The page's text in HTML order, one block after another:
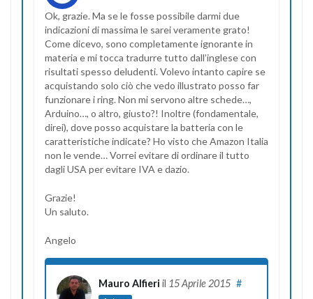
Ok, grazie. Ma se le fosse possibile darmi due
indicazioni di massima le sarei veramente grato!
Come dicevo, sono completamente ignorante in
materia e mi tocca tradurre tutto dall’inglese con
risultati spesso deludenti. Volevo intanto capire se
acquistando solo ciò che vedo illustrato posso far
funzionare i ring. Non mi servono altre schede…,
Arduino…, o altro, giusto?! Inoltre (fondamentale,
direi), dove posso acquistare la batteria con le
caratteristiche indicate? Ho visto che Amazon Italia
non le vende… Vorrei evitare di ordinare il tutto
dagli USA per evitare IVA e dazio.
Grazie!
Un saluto.
Angelo
Mauro Alfieri il 15 Aprile 2015 #